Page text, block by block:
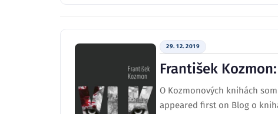
29. 12. 2019
František
O Kozmonových knihách
appeared first on Blog o